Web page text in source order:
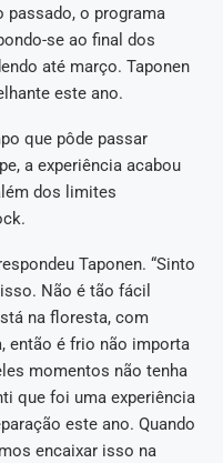
o programa
se ao final dos
até março. Taponen
este ano.
que pôde passar
a experiência acabou
dos limites
Taponen. “Sinto
Não é tão fácil
na floresta, com
então é frio não importa
momentos não tenha
que foi uma experiência
este ano. Quando
encaixar isso na